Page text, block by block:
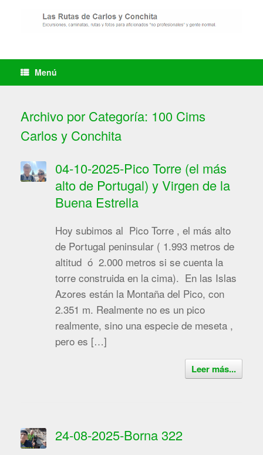
Menú
Archivo por Categoría: 100 Cims
Carlos y Conchita
04-10-2025-Pico Torre (el más
alto de Portugal) y Virgen de la
Buena Estrella
Hoy subimos al Pico Torre , el más alto
de Portugal peninsular ( 1.993 metros de
altitud ó 2.000 metros si se cuenta la
torre construida en la cima). En las Islas
Azores están la Montaña del Pico, con
2.351 m. Realmente no es un pico
realmente, sino una especie de meseta ,
pero es […]
Leer más...
24-08-2025-Borna 322